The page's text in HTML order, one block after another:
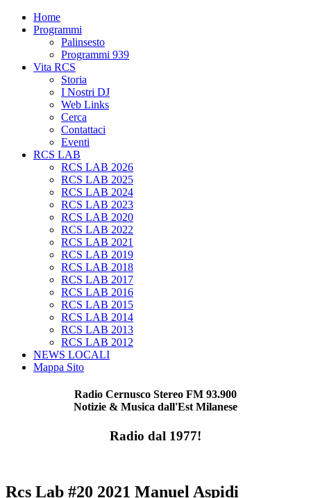
Home
Programmi
Palinsesto
Programmi 939
Vita RCS
Storia
I Nostri DJ
Web Links
Cerca
Contattaci
Eventi
RCS LAB
RCS LAB 2026
RCS LAB 2025
RCS LAB 2024
RCS LAB 2023
RCS LAB 2020
RCS LAB 2022
RCS LAB 2021
RCS LAB 2019
RCS LAB 2018
RCS LAB 2017
RCS LAB 2016
RCS LAB 2015
RCS LAB 2014
RCS LAB 2013
RCS LAB 2012
NEWS LOCALI
Mappa Sito
Radio Cernusco Stereo FM 93.900
Notizie & Musica dall'Est Milanese
Radio dal 1977!
Rcs Lab #20 2021 Manuel Aspidi